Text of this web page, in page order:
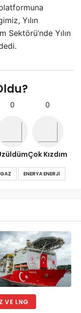
Yılın
Sektörü’nde Yılın
0 0
Çok Kızdım
ENERYA ENERJI
VE LNG